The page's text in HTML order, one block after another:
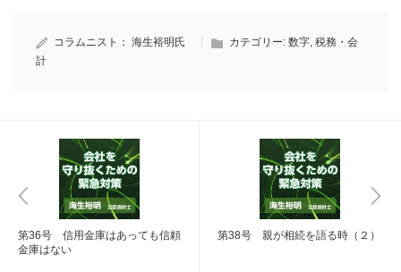
コラムニスト： 海生裕明氏 カテゴリー: 数字, 税務・会
計
第36号 信用金庫はあっても信頼
金庫はない
第38号 親が相続を語る時（２）